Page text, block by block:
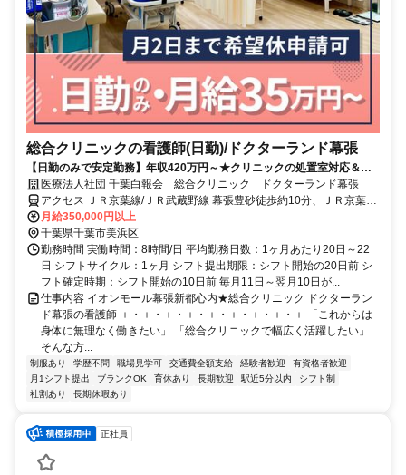
総合クリニックの看護師(日勤)/ドクターランド幕張
【日勤のみで安定勤務】年収420万円～★クリニックの処置室対応＆診
察介助◎大規模医療グループで福利厚生も充実♪
医療法人社団 千葉白報会 総合クリニック ドクターランド幕張
アクセス ＪＲ京葉線/ＪＲ武蔵野線 幕張豊砂徒歩約10分、ＪＲ京葉線/
ＪＲ武蔵野線 海浜幕張北口(中央口)徒歩約15分 「幕張豊砂駅」目の
前
月給350,000円以上
千葉県千葉市美浜区
勤務時間 実働時間：8時間/日 平均勤務日数：1ヶ月あたり20日～22
日 シフトサイクル：1ヶ月 シフト提出期限：シフト開始の20日前 シ
フト確定時期：シフト開始の10日前 毎月11日～翌月10日が...
仕事内容 イオンモール幕張新都心内★総合クリニック ドクターラン
ド幕張の看護師 ＋・＋・＋・＋・＋・＋・＋・＋・＋ 「これからは
身体に無理なく働きたい」 「総合クリニックで幅広く活躍したい」
そんな方...
制服あり 学歴不問 職場見学可 交通費全額支給 経験者歓迎
有資格者歓迎
月1シフト提出
ブランクOK 育休あり 長期歓迎 駅近5分以内
シフト制
社割あり
長期休暇あり
正社員